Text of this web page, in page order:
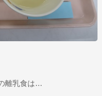
離乳食は…